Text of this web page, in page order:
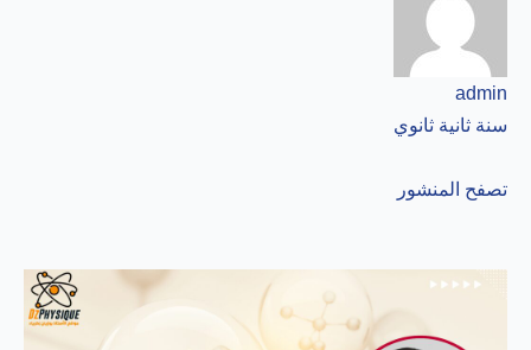
admin
سنة ثانية ثانوي
تصفح المنشور